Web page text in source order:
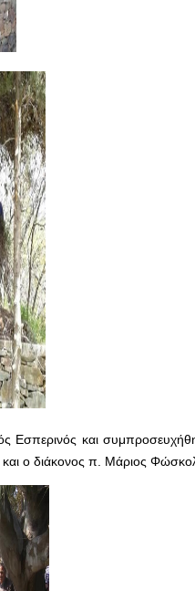
Εσπερινός και
ο διάκονος π. Μάριος